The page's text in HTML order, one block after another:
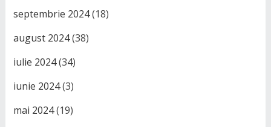
septembrie 2024(18)
august 2024(38)
iulie 2024(34)
iunie 2024(3)
mai 2024(19)